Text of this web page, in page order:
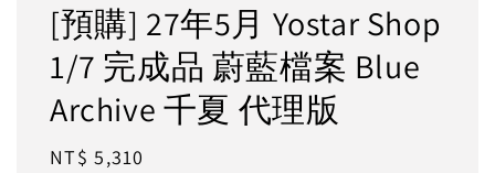
[預購] 27年5月 Yostar Shop
1/7 完成品 蔚藍檔案 Blue
Archive 千夏 代理版
Regular
NT$ 5,310